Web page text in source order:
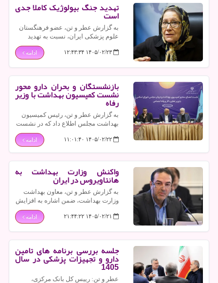
تهدید جنگ بیولوژیک کاملا جدی
است
به گزارش عطر و تن، عضو فرهنگستان
علوم پزشکی ایران، نسبت به تهدید
جنگ های بیولوژیک گوشزد نمود و اظهار
داشت: تهدید جنگ بیولوژیک کاملا جدی
۱۴۰۵/۰۲/۲۳ ۱۲:۴۳:۳۴ ادامه
بازنشستگان و بحران دارو محور
نشست کمیسیون بهداشت با وزیر
رفاه
به گزارش عطر و تن، رئیس کمیسیون
بهداشت مجلس اطلاع داد که در نشست
مشترک با وزیر تعاون و مدیران شستا،
مشکلات بازنشستگان و خسارات وارده
۱۴۰۵/۰۲/۲۲ ۱۱:۰۱:۴۰ ادامه
واکنش وزارت بهداشت به
هانتاویروس در ایران
به گزارش عطر و تن، معاون بهداشت
وزارت بهداشت، ضمن اشاره به افزایش
بحث ها در رابطه با هانتاویروس اظهار
داشت: تابحال موردی از این ویروس در
ادامه
جلسه بررسی برنامه های تامین
دارو و تجهیزات پزشکی در سال
1405
عطر و تن: رییس کل بانک مرکزی،